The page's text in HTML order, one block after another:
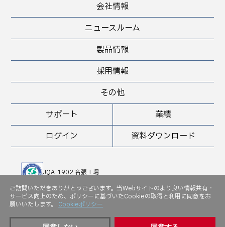
会社情報
ニュースルーム
製品情報
サポート 業績
採用情報
ログイン 資料ダウンロード
その他
JQA-1902 名張工場
JQA-EM 5143
ご訪問いただきありがとうございます。当Webサイトのより良い情報共有・
サービス向上のため、ポリシーに基づいたCookieの取得と利用に同意をお
願いいたします。 Cookieポリシー